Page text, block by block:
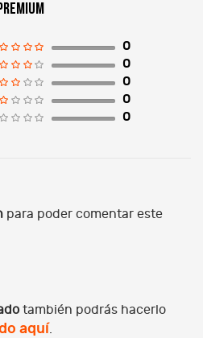
0
0
0
0
0
para poder comentar este
también podrás hacerlo
aquí.